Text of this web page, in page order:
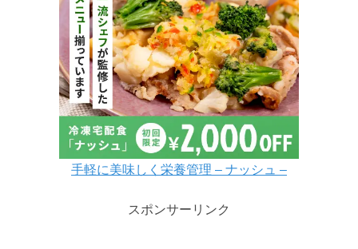
手軽に美味しく栄養管理 – ナッシュ –
スポンサーリンク